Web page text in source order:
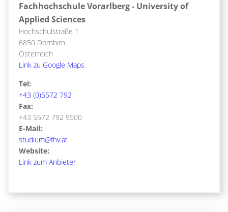
Fachhochschule Vorarlberg - University of
Applied Sciences
Hochschulstraße 1
6850 Dornbirn
Österreich
Link zu Google Maps
Tel:
+43 (0)5572 792
Fax:
+43 5572 792 9500
E-Mail:
studium@fhv.at
Website:
Link zum Anbieter